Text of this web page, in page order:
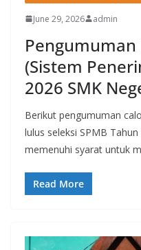
June 29, 2026 admin
Pengumuman
(Sistem
2026 SMK
Berikut pengumuman
lulus seleksi SPMB
memenuhi syarat untuk
Read More